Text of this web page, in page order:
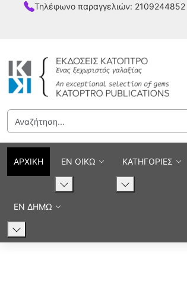
Τηλέφωνο παραγγελιών: 2109244852
ΑΡΧΙΚΗ ΕΝ ΟΙΚΩ ΚΑΤΗΓΟΡΙΕΣ
ΕΝ ΔΗΜΩ